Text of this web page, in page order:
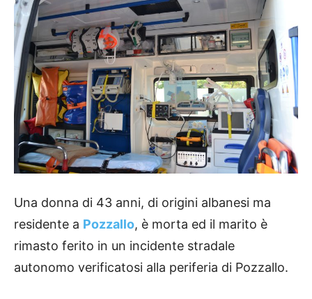
Una donna di 43 anni, di origini albanesi ma
residente a Pozzallo, è morta ed il marito è
rimasto ferito in un incidente stradale
autonomo verificatosi alla periferia di Pozzallo.